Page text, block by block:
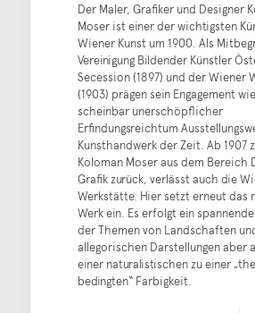
Der Maler, Grafiker und Designer
Moser ist einer der wichtigsten
Wiener Kunst um 1900. Als
Vereinigung Bildender Künstler
Secession (1897) und der Wiener
(1903) prägen sein Engagement
scheinbar unerschöpflicher
Erfindungsreichtum
Kunsthandwerk der Zeit. Ab 1907
Koloman Moser aus dem Bereich
Grafik zurück, verlässt auch die
Werkstätte. Hier setzt erneut das
Werk ein. Es erfolgt ein
der Themen von Landschaften
allegorischen Darstellungen aber
einer naturalistischen zu einer
bedingten“ Farbigkeit.